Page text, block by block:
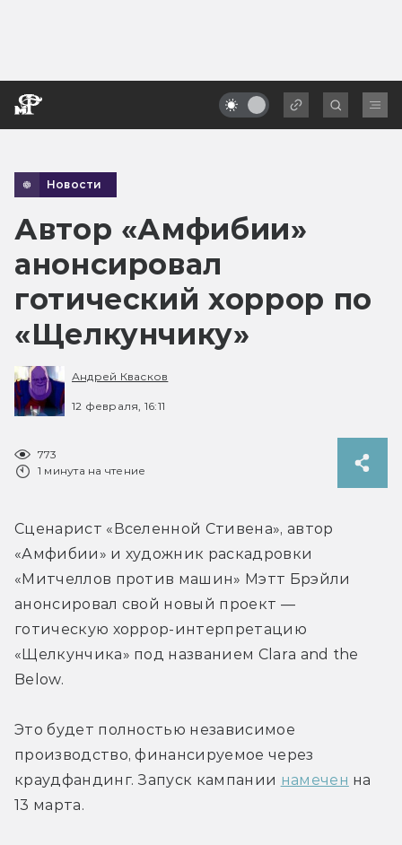
Новости
Автор «Амфибии»
анонсировал
готический хоррор по
«Щелкунчику»
Андрей Квасков
12 февраля, 16:11
773
1 минута на чтение
Сценарист «Вселенной Стивена», автор
«Амфибии» и художник раскадровки
«Митчеллов против машин» Мэтт Брэйли
анонсировал свой новый проект —
готическую хоррор-интерпретацию
«Щелкунчика» под названием Clara and the
Below.
Это будет полностью независимое
производство, финансируемое через
краудфандинг. Запуск кампании намечен на
13 марта.